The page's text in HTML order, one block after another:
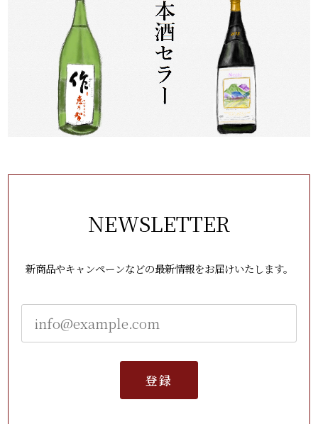
NEWSLETTER
新商品やキャンペーンなどの最新情報をお届けいたします。
登録